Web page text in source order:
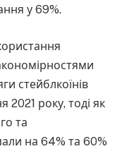
у 69%.
стейблкоїнів
2021 року, тоді як
та
на 64% та 60%